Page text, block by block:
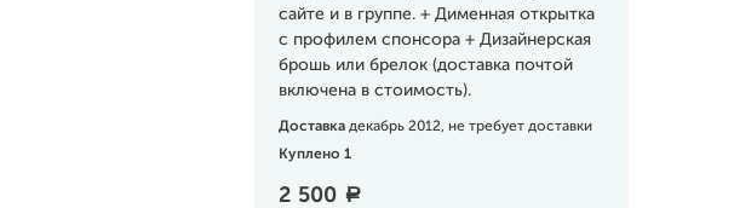
сайте и в группе. + Дименная открытка
с профилем спонсора + Дизайнерская
брошь или брелок (доставка почтой
включена в стоимость).
Доставка декабрь 2012, не требует доставки
Куплено 1
2 500 a